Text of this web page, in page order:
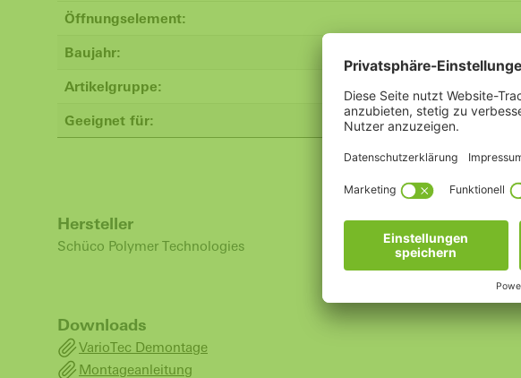
Öffnungselement:
Baujahr:
Artikelgruppe:
Geeignet für:
Hersteller
Schüco Polymer Technologies
Downloads
VarioTec Demontage
Montageanleitung